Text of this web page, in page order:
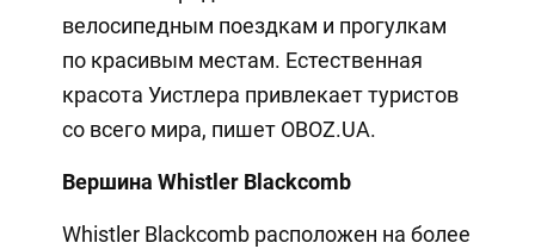
велосипедным поездкам и прогулкам
по красивым местам. Естественная
красота Уистлера привлекает туристов
со всего мира, пишет OBOZ.UA.
Вершина Whistler Blackcomb
Whistler Blackcomb расположен на более